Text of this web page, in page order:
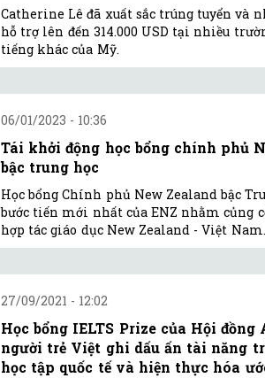
Catherine Lê đã xuất sắc trúng tuyển và
hỗ trợ lên đến 314.000 USD tại nhiều
tiếng khác của Mỹ.
06/01/2023 - 10:36
Tái khởi động học bổng chính phủ
bậc trung học
Học bổng Chính phủ New Zealand bậc
bước tiến mới nhất của ENZ nhằm củng
hợp tác giáo dục New Zealand - Việt Nam.
27/09/2021 - 12:02
Học bổng IELTS Prize của Hội đồng
người trẻ Việt ghi dấu ấn tài năng
học tập quốc tế và hiện thực hóa